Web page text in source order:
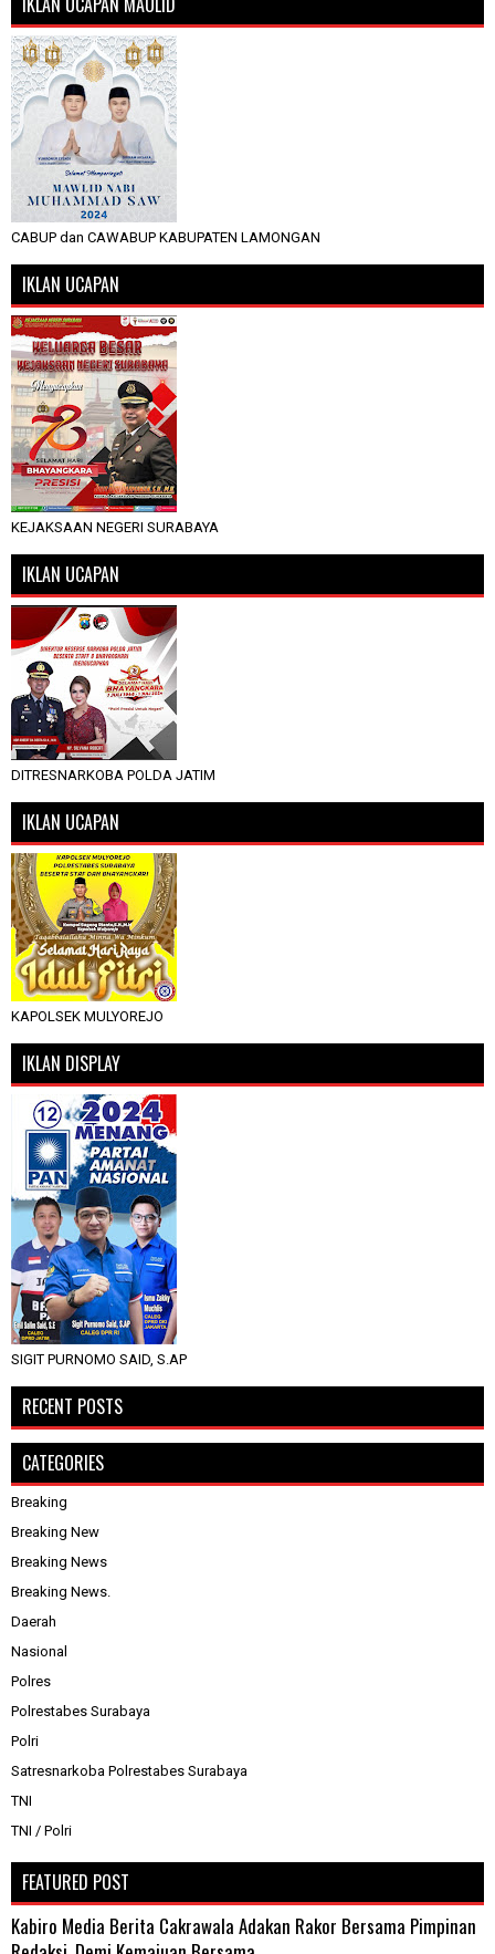
CABUP dan CAWABUP KABUPATEN LAMONGAN
IKLAN UCAPAN
KEJAKSAAN NEGERI SURABAYA
IKLAN UCAPAN
DITRESNARKOBA POLDA JATIM
IKLAN UCAPAN
KAPOLSEK MULYOREJO
IKLAN DISPLAY
SIGIT PURNOMO SAID, S.AP
RECENT POSTS
CATEGORIES
Breaking
Breaking New
Breaking News
Breaking News.
Daerah
Nasional
Polres
Polrestabes Surabaya
Polri
Satresnarkoba Polrestabes Surabaya
TNI
TNI / Polri
FEATURED POST
Kabiro Media Berita Cakrawala Adakan Rakor Bersama Pimpinan